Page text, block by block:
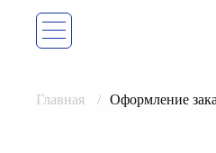
Главная Оформление